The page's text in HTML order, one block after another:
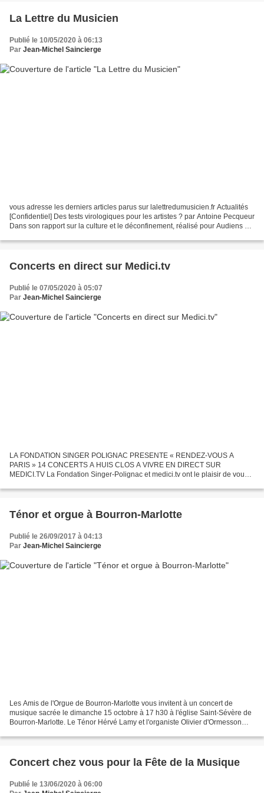
La Lettre du Musicien
Publié le 10/05/2020 à 06:13
Par Jean-Michel Saincierge
vous adresse les derniers articles parus sur lalettredumusicien.fr Actualités
[Confidentiel] Des tests virologiques pour les artistes ? par Antoine Pecqueur
Dans son rapport sur la culture et le déconfinement, réalisé pour Audiens et
Concerts en direct sur Medici.tv
Publié le 07/05/2020 à 05:07
Par Jean-Michel Saincierge
LA FONDATION SINGER POLIGNAC PRESENTE « RENDEZ-VOUS A
PARIS » 14 CONCERTS A HUIS CLOS A VIVRE EN DIRECT SUR
MEDICI.TV La Fondation Singer-Polignac et medici.tv ont le plaisir de vous
Ténor et orgue à Bourron-Marlotte
Publié le 26/09/2017 à 04:13
Par Jean-Michel Saincierge
Les Amis de l'Orgue de Bourron-Marlotte vous invitent à un concert de
musique sacrée le dimanche 15 octobre à 17 h30 à l'église Saint-Sévère de
Bourron-Marlotte. Le Ténor Hérvé Lamy et l'organiste Olivier d'Ormesson
Concert chez vous pour la Fête de la Musique
Publié le 13/06/2020 à 06:00